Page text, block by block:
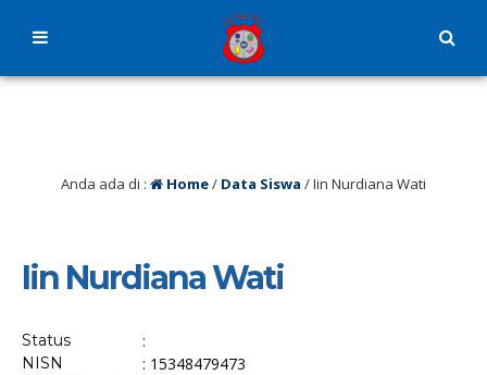
Anda ada di : Home/ Data Siswa /Iin Nurdiana Wati
Iin Nurdiana Wati
Status :
NISN : 15348479473